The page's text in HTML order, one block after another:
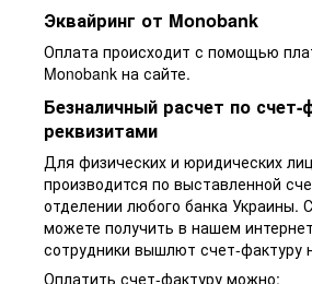
Эквайринг от Monobank
Оплата происходит с помощью
Monobank на сайте.
Безналичный расчет по счет-
реквизитами
Для физических и юридических
производится по выставленной
отделении любого банка Украины.
можете получить в нашем
сотрудники вышлют счет-фактуру
Оплатить счет-фактуру можно: